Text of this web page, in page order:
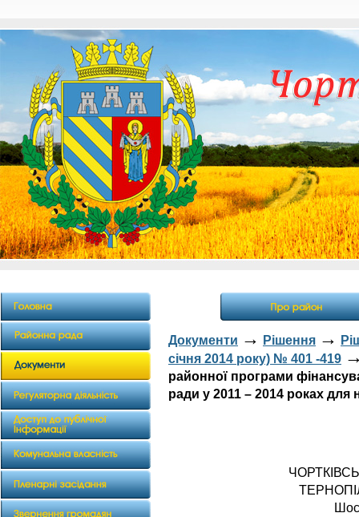
Документи → Рішення →
січня 2014 року) № 401 -419
районної програми
ради у 2011 – 2014 роках